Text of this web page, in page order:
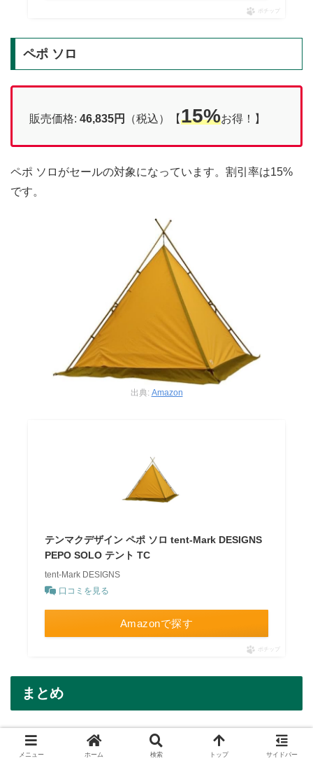
ポチップ
ペポ ソロ
販売価格: 46,835円 （税込）【15%お得！】
ペポ ソロがセールの対象になっています。割引率は15%
です。
出典: Amazon
テンマクデザイン ペポ ソロ tent-Mark DESIGNS
PEPO SOLO テント TC
tent-Mark DESIGNS
口コミを見る
Amazonで探す
ポチップ
まとめ
テンマクデザインのキャンプグッズがAmazonスマイルセ
ールでお得に購入できます。定番のサーカスシリーズや、
メニュー ホーム 検索 トップ サイドバー